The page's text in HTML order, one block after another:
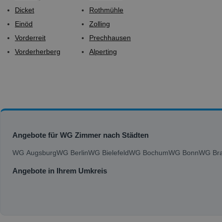
Dicket
Einöd
Vorderreit
Vorderherberg
Rothmühle
Zolling
Prechhausen
Alperting
Angebote für WG Zimmer nach Städten
WG AugsburgWG BerlinWG BielefeldWG BochumWG BonnWG
Angebote in Ihrem Umkreis